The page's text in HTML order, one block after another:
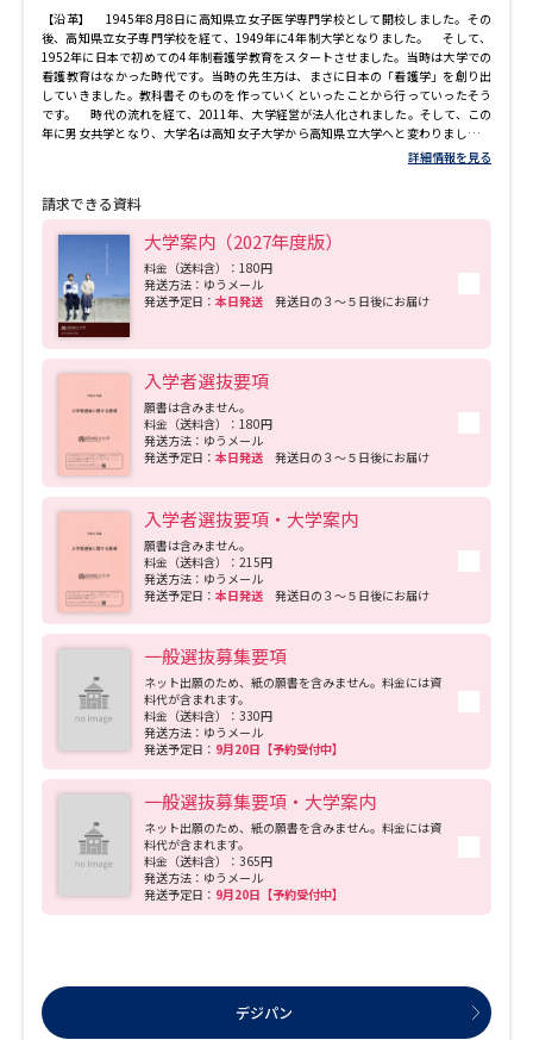
【沿革】 1945年8月8日に高知県立女子医学専門学校として開校しました。その
後、高知県立女子専門学校を経て、1949年に4年制大学となりました。 そして、
1952年に日本で初めての4年制看護学教育をスタートさせました。当時は大学での
看護教育はなかった時代です。当時の先生方は、まさに日本の「看護学」を創り出
していきました。教科書そのものを作っていくといったことから行っていったそう
です。 時代の流れを経て、2011年、大学経営が法人化されました。そして、この
年に男女共学となり、大学名は高知女子大学から高知県立大学へと変わりました。
さらに、2015年、高知工科大学との法人統合を行い、1つの法人のもとで２つの
が直面する課題を解決することに貢献できる人材の育成と研究活動を行っていま
す。 私たちは、今後さらに変化していくと予測される人口構成、高度化する科学
技術、人々の活動や物・情報の流れのグローバル化の中で、様々な社会のニーズに
応え、未来を拓く実践力を育てていく大学、新たな知を創り出していく大学、地域
と共に育ち地域に育てられる大学を目指しています。 【学部紹介】 ◎文化学部[永国
寺キャンパス] 文化学部では、言語、文学、地域、観光、法律といった対象を「文
化」という切り口から考察していきます。座学にとどまらず、学外に出て、現地での
実践活動を通して学びを深めていきます。また、少人数で徹底的なディスカッショ
ンを通して進んでいく授業が多く採り入れられています。 また、夜間の課程もあ
り、４年間で学士号を取得するカリキュラムが組まれています。 ◎看護学部[池キャ
ンパス] 看護学部は、日本で最初に四年制の養成課程をスタートさせた長い歴史の
ある学部です。その伝統を絶え間なく受け継ぎ、優れた研究をバックグラウンドと
した確実で高度な実践力の養成が行われています。 ◎社会福祉学部[池キャンパス]
社会福祉学部の大きな特徴は、社会福祉士、精神保健福祉士、そして介護福祉士
の３つの国家試験受験資格が得られることです。西日本では、これら３資格に対応
したカリキュラムを持っている国公立大学は少なく、本学の大きな特徴の一つとい
えます。 ◎健康栄養学部[池キャンパス] 健康栄養学部は、本学の創設時までさか
のぼる歴史のある学部です。主として管理栄養士の国家試験受験資格取得を支援す
るカリキュラムを展開しています。１学年40人の少人数で実践的な教育が行われて
いるのが本学部の特色です。西日本の国公立大学では同系統の学部がそれほど多く
ないということもあり、幅広いエリアから学生が集まり学んでいるという点も特色
です。
詳細情報を見る
請求できる資料
大学案内（2027年度版）
料金（送料含）：180円
発送方法：ゆうメール
発送予定日： 本日発送 発送日の３～５日後にお届け
入学者選抜要項
願書は含みません。
料金（送料含）：180円
発送方法：ゆうメール
発送予定日： 本日発送 発送日の３～５日後にお届け
入学者選抜要項・大学案内
願書は含みません。
料金（送料含）：215円
発送方法：ゆうメール
発送予定日： 本日発送 発送日の３～５日後にお届け
一般選抜募集要項
ネット出願のため、紙の願書を含みません。料金には資
料代が含まれます。
料金（送料含）：330円
発送方法：ゆうメール
発送予定日： 9月20日【予約受付中】
一般選抜募集要項・大学案内
ネット出願のため、紙の願書を含みません。料金には資
料代が含まれます。
料金（送料含）：365円
発送方法：ゆうメール
発送予定日： 9月20日【予約受付中】
デジパン